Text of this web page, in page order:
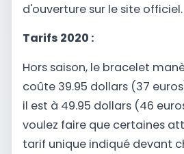
d'ouverture sur le site officiel.
Tarifs 2020 :
Hors saison, le bracelet
coûte 39.95 dollars (37
il est à 49.95 dollars (46
voulez faire que certaines
tarif unique indiqué devant